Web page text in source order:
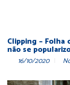
Clipping –
não se
16/10/2020